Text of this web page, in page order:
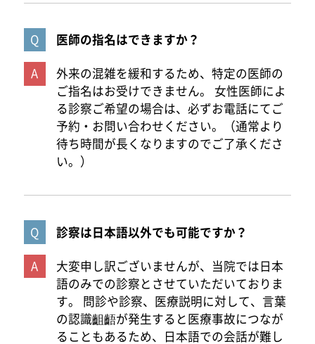
医師の指名はできますか？
外来の混雑を緩和するため、特定の医師の
ご指名はお受けできません。 女性医師によ
る診察ご希望の場合は、必ずお電話にてご
予約・お問い合わせください。（通常より
待ち時間が長くなりますのでご了承くださ
い。）
診察は日本語以外でも可能ですか？
大変申し訳ございませんが、当院では日本
語のみでの診察とさせていただいておりま
す。 問診や診察、医療説明に対して、言葉
の認識齟齬が発生すると医療事故につなが
ることもあるため、日本語での会話が難し